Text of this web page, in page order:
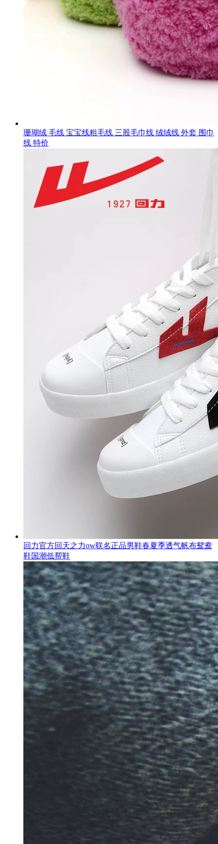
珊瑚绒 毛线 宝宝线粗毛线 三股毛巾线 绒绒线 外套 围巾
线 特价
回力官方回天之力ow联名正品男鞋春夏季透气帆布鸳鸯
鞋国潮低帮鞋